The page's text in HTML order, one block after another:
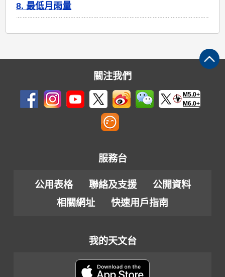
8. 最低月雨量
關注我們
M5.0+
M6.0+
服務台
公用表格 聯絡及支援
公開資料
相關網址
快速用戶指南
我的天文台